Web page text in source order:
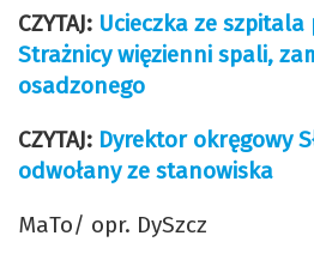
CZYTAJ: Ucieczka ze
Strażnicy więzienni spali,
osadzonego
CZYTAJ: Dyrektor okręgowy
odwołany ze stanowiska
MaTo/ opr. DySzcz